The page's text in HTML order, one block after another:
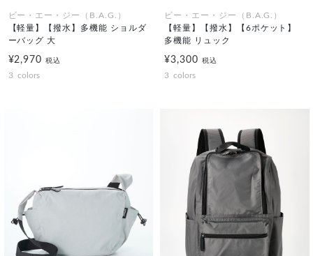
ビー・エー・ジー（B.A.G.）
【軽量】【撥水】多機能 ショルダ
ーバッグ 大
¥2,970税込
3 colors
ビー・エー・ジー（B.A.G.）
【軽量】【撥水】【6ポケット】
多機能 リュック
¥3,300 税込
3 colors